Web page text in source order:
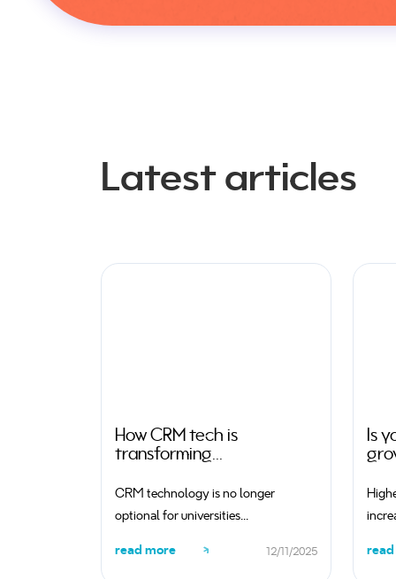
Latest articles
How CRM tech is
transforming...
CRM technology is no longer
optional for universities...
read more 12/11/2025
Is